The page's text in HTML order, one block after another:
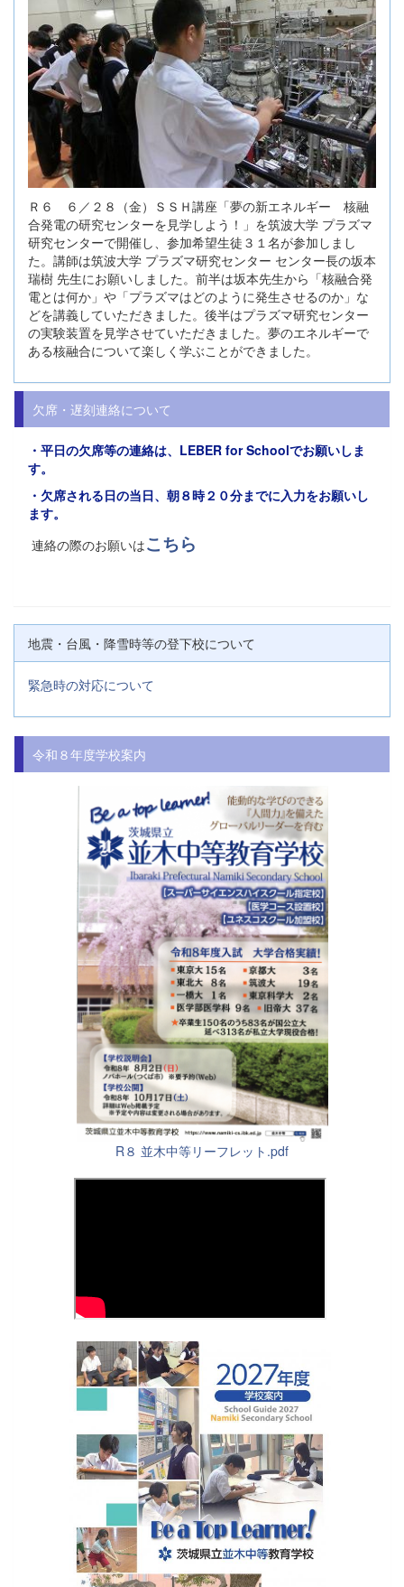
Ｒ６ ６／２８（金）ＳＳＨ講座「夢の新エネルギー 核融
合発電の研究センターを見学しよう！」を筑波大学 プラズマ
研究センターで開催し、参加希望生徒３１名が参加しまし
た。講師は筑波大学 プラズマ研究センター センター長の坂本
瑞樹 先生にお願いしました。前半は坂本先生から「核融合発
電とは何か」や「プラズマはどのように発生させるのか」な
どを講義していただきました。後半はプラズマ研究センター
の実験装置を見学させていただきました。夢のエネルギーで
ある核融合について楽しく学ぶことができました。
欠席・遅刻連絡について
・平日の欠席等の連絡は、 LEBER for Schoolでお願いしま
す。
・欠席される日の当日、朝８時２０分までに入力をお願いし
ます。
連絡の際のお願いはこちら
地震・台風・降雪時等の登下校について
緊急時の対応について
令和８年度学校案内
R８ 並木中等リーフレット.pdf